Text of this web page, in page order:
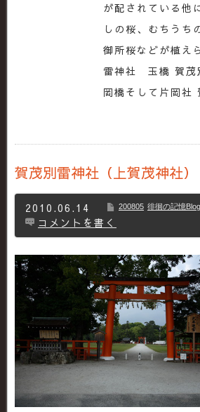
が配されている他
しの桜、むちうち
御所桜などが植え
雷神社 玉橋 賀
岡橋そして片岡社
賀茂別雷神社（上賀茂神社）
2010.06.14 200805 徘徊の記憶Blog
コメントを書く